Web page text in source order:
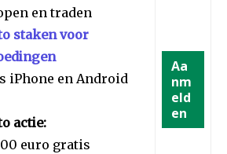
en traden
staken voor
iPhone en Android
actie:
euro gratis
Aa
nm
eld
en